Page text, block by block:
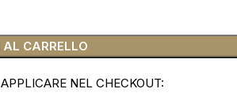
CARRELLO
NEL CHECKOUT: